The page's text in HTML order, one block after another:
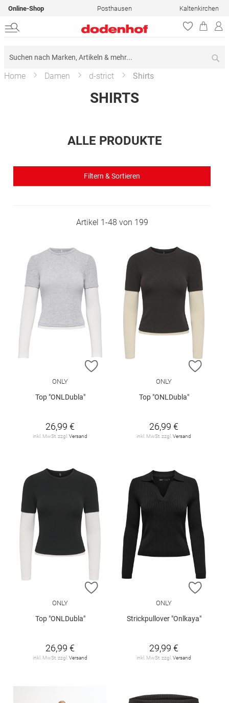
Online-Shop Posthausen Kaltenkirchen
Home Damen d-strict Shirts
SHIRTS
ALLE PRODUKTE
Filtern & Sortieren
Artikel 1-48 von 199
ZUR WUNSCHLISTE HINZUFÜGEN
ONLY
Top "ONLDubla"
26,99 €
inkl. MwSt. zzgl. Versand
ZUR
ONLY
Top "ONLDubla"
26,99 €
inkl. MwSt. zzgl. Versand
ZUR WUNSCHLISTE HINZUFÜGEN
ONLY
Top "ONLDubla"
26,99 €
inkl. MwSt. zzgl. Versand
ZUR
ONLY
Strickpullover "Onlkaya"
29,99 €
inkl. MwSt. zzgl. Versand